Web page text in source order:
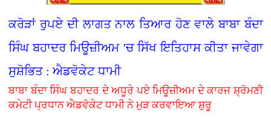
ਕਰੋੜਾਂ ਰੁਪਏ ਦੀ ਲਾਗਤ ਨਾਲ ਤਿਆਰ ਹੋਣ ਵਾਲੇ ਬਾਬਾ ਬੰਦਾ
ਸਿੰਘ ਬਹਾਦਰ ਮਿਊਜ਼ੀਅਮ 'ਚ ਸਿੱਖ ਇਤਿਹਾਸ ਕੀਤਾ ਜਾਵੇਗਾ
ਸੁਸ਼ੋਭਿਤ : ਐਡਵੋਕੇਟ ਧਾਮੀ
ਬਾਬਾ ਬੰਦਾ ਸਿੰਘ ਬਹਾਦਰ ਦੇ ਅਧੂਰੇ ਪਏ ਮਿਊਜ਼ੀਅਮ ਦੇ ਕਾਰਜ ਸ਼੍ਰੋਮਣੀ
ਕਮੇਟੀ ਪ੍ਰਧਾਨ ਐਡਵੋਕੇਟ ਧਾਮੀ ਨੇ ਮੁੜ ਕਰਵਾਇਆ ਸ਼ੁਰੂ